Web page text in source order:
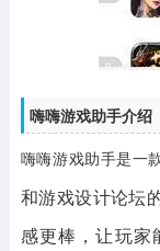
嗨嗨游戏助手介绍
嗨嗨游戏助手是一
和游戏设计论坛
感更棒，让玩家